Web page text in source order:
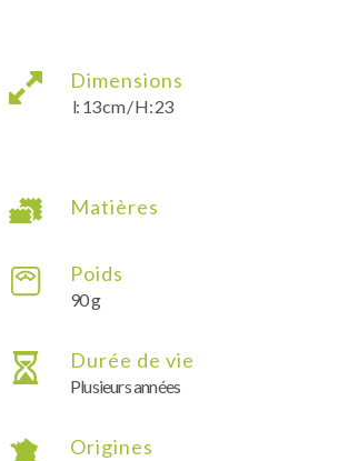
Dimensions
l: 13 cm / H: 23
Matières
Poids
90 g
Durée de vie
Plusieurs années
Origines